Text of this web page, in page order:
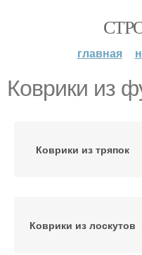
главная
Коврики из
Коврики из тряпок
Коврики из лоскутов